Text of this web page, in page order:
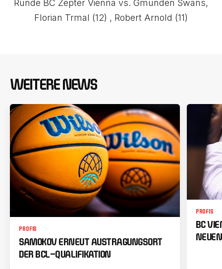
WEITERE NEWS
PROFIS
SAMOKOV ERNEUT AUSTRAGUNGSORT
DER BCL-QUALIFIKATION
PROFIS
BC